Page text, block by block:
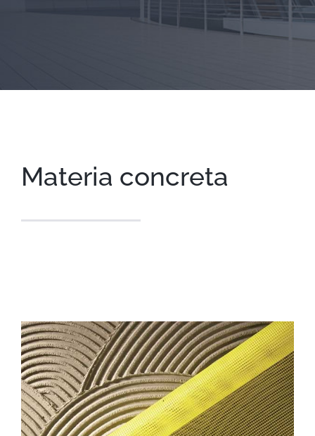
Materia concreta